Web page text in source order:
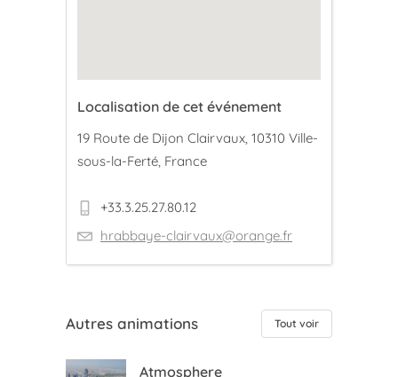
Localisation de cet événement
19 Route de Dijon Clairvaux, 10310 Ville-
sous-la-Ferté, France
+33.3.25.27.80.12
hrabbaye-clairvaux@orange.fr
Autres animations Tout voir
Atmosphere